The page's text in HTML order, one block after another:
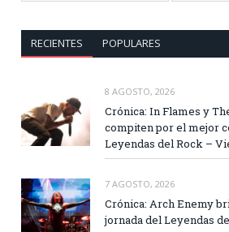
RECIENTES POPULARES
8 AGOSTO, 2026
Crónica: In Flames y
compiten por el mejor
Leyendas del Rock –
7 AGOSTO, 2026
Crónica: Arch Enemy
jornada del Leyendas